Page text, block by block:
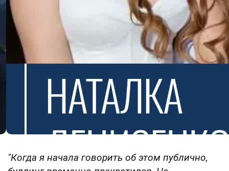
"Когда я начала говорить об этом публично,